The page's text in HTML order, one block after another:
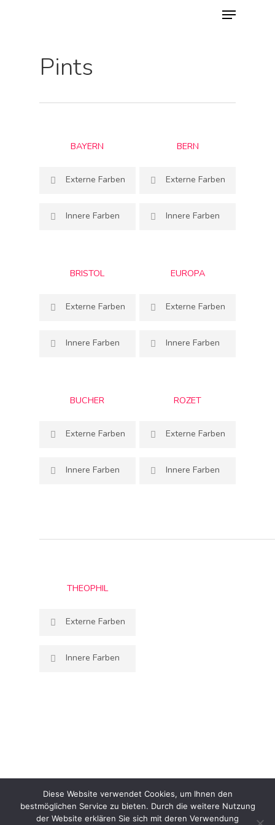
Menu
Pints
BAYERN
Externe Farben
Innere Farben
BERN
Externe Farben
Innere Farben
BRISTOL
Externe Farben
Innere Farben
EUROPA
Externe Farben
Innere Farben
BUCHER
Externe Farben
Innere Farben
ROZET
Externe Farben
Innere Farben
THEOPHIL
Externe Farben
Beliebige Farben
Innere Farben
© 2026 .
Diese Website verwendet Cookies, um Ihnen den
bestmöglichen Service zu bieten. Durch die weitere Nutzung
der Website erklären Sie sich mit deren Verwendung